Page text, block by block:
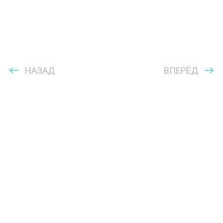
НАЗАД ВПЕРЁД